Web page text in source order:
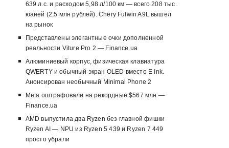
639 л.с. и расходом 5,98 л/100 км — всего 208 тыс.
юаней (2,5 млн рублей). Chery Fulwin A9L вышел
на рынок
Представлены элегантные очки дополненной
реальности Viture Pro 2 — Finance.ua
Алюминиевый корпус, физическая клавиатура
QWERTY и обычный экран OLED вместо E Ink.
Анонсирован необычный Minimal Phone 2
Meta оштрафовали на рекордные $567 млн —
Finance.ua
AMD выпустила два Ryzen без главной фишки
Ryzen AI — NPU из Ryzen 5 439 и Ryzen 7 449
просто убрали